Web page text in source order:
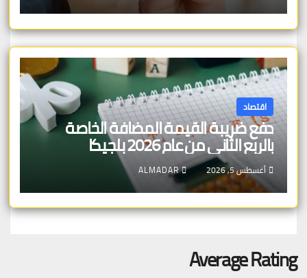
اقتصاد
دفع ضريبة القيمة المضافة الخاصة
بالربع الثاني من عام 2026 بلجيكا
أغسطس 5, 2026 ALMADAR
Average Rating